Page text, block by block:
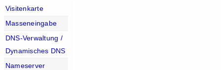
Visitenkarte
Masseneingabe
DNS-Verwaltung /
Dynamisches DNS
Nameserver